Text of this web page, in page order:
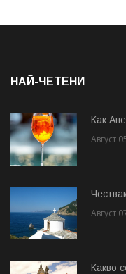
НАЙ-ЧЕТЕНИ
Как
Август
Август
Какво